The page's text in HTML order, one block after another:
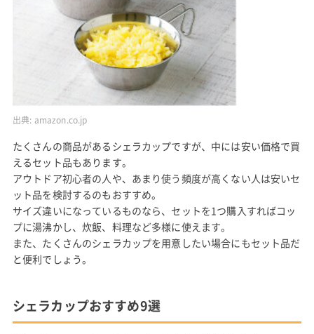
出典: amazon.co.jp
たくさんの商品があるシェラカップですが、中には安い価格で買
えるセット品もあります。
アウトドア初心者の人や、あまり使う頻度が高くない人は安いセ
ット品を検討するのもおすすめ。
サイズ違いになっているものなら、セットを1つ購入すればコッ
プに湯沸かし、炊飯、料理など多様に使えます。
また、たくさんのシェラカップを用意したい場合にもセット品だ
と便利でしょう。
シェラカップおすすめ9選